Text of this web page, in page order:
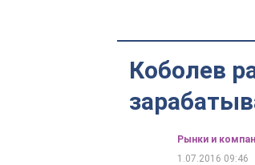
Коболев
Рынки и
1.07.2016 09:46